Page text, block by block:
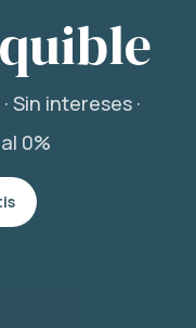
Sin intereses ·
0%